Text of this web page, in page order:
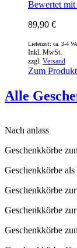
Bewertet mit
89,90 €
Inkl. MwSt.
zzgl. Versand
Lieferzeit: ca. 3-4
Zum Produkt
Alle
Nach anlass
Geschenkkörbe
Geschenkkörbe
Geschenkkörbe
Geschenkkörbe
Geschenkkörbe